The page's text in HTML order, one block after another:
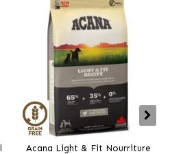
Acana Light & Fit Nourriture